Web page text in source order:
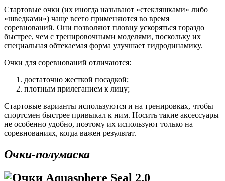
Стартовые очки (их иногда называют «стекляшками» либо
«шведками») чаще всего применяются во время
соревнований. Они позволяют пловцу ускоряться гораздо
быстрее, чем с тренировочными моделями, поскольку их
специальная обтекаемая форма улучшает гидродинамику.
Очки для соревнований отличаются:
достаточно жесткой посадкой;
плотным прилеганием к лицу;
Стартовые варианты используются и на тренировках, чтобы
спортсмен быстрее привыкал к ним. Носить такие аксессуары
не особенно удобно, поэтому их используют только на
соревнованиях, когда важен результат.
Очки-полумаска